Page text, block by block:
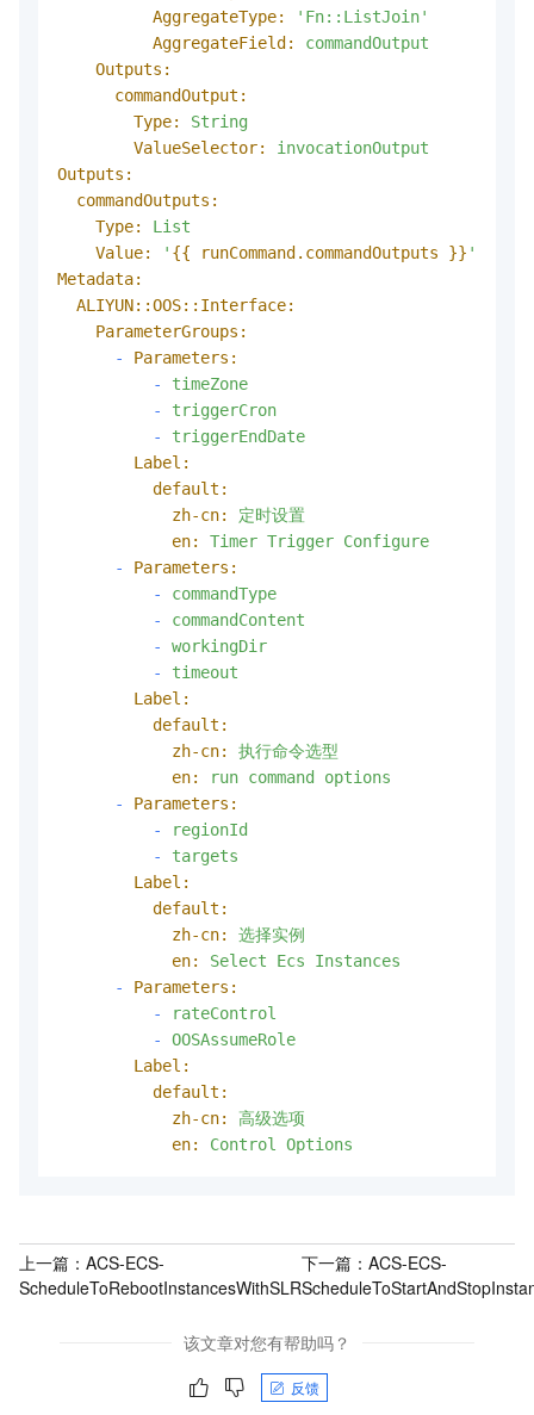
AggregateType:
'Fn::ListJoin'
AggregateField:
commandOutput
Outputs:
commandOutput:
Type:
String
ValueSelector:
invocationOutput
Outputs:
commandOutputs:
Type:
List
Value:
' {{ runCommand.commandOutputs }} '
Metadata:
ALIYUN::OOS::Interface:
ParameterGroups:
-
Parameters:
-
timeZone
-
triggerCron
-
triggerEndDate
Label:
default:
zh-cn:
定时设置
en:
Timer Trigger Configure
-
Parameters:
-
commandType
-
commandContent
-
workingDir
-
timeout
Label:
default:
zh-cn:
执行命令选型
en:
run command
options
-
Parameters:
-
regionId
-
targets
Label:
default:
zh-cn:
选择实例
en:
Select Ecs
Instances
-
Parameters:
-
rateControl
-
OOSAssumeRole
Label:
default:
zh-cn:
高级选项
en:
Control Options
上一篇： ACS-ECS-
ScheduleToRebootInstancesWithSLR
下一篇： ACS-ECS-
该文章对您有帮助吗？
反馈